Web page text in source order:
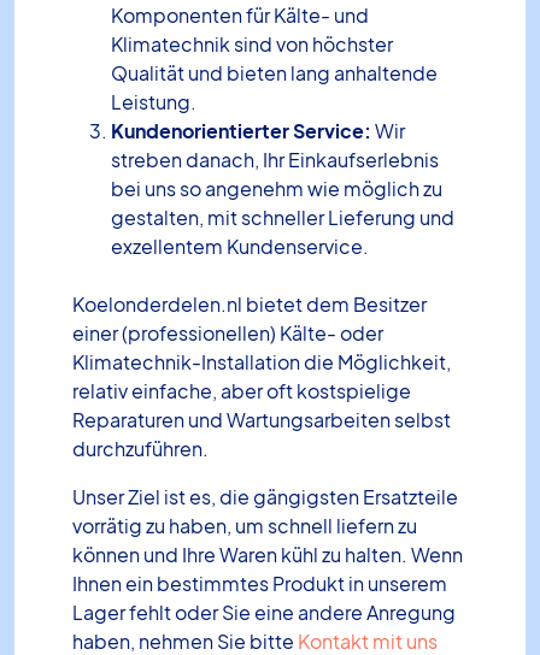
Komponenten für Kälte- und
Klimatechnik sind von höchster
Qualität und bieten lang anhaltende
Leistung.
Kundenorientierter Service: Wir
streben danach, Ihr Einkaufserlebnis
bei uns so angenehm wie möglich zu
gestalten, mit schneller Lieferung und
exzellentem Kundenservice.
Koelonderdelen.nl bietet dem Besitzer
einer (professionellen) Kälte- oder
Klimatechnik-Installation die Möglichkeit,
relativ einfache, aber oft kostspielige
Reparaturen und Wartungsarbeiten selbst
durchzuführen.
Unser Ziel ist es, die gängigsten Ersatzteile
vorrätig zu haben, um schnell liefern zu
können und Ihre Waren kühl zu halten. Wenn
Ihnen ein bestimmtes Produkt in unserem
Lager fehlt oder Sie eine andere Anregung
haben, nehmen Sie bitte Kontakt mit uns